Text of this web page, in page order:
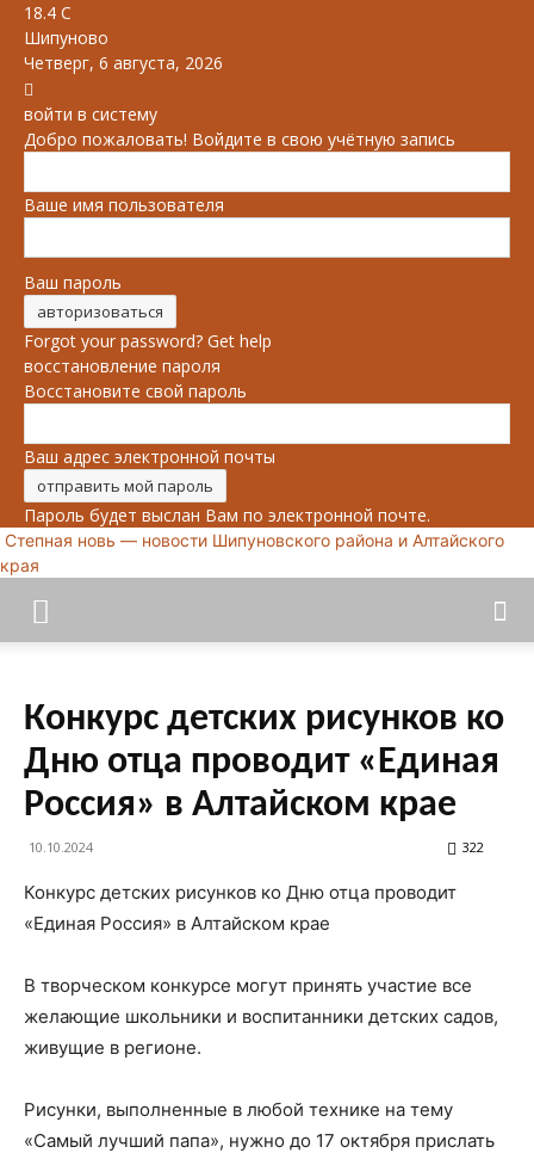
18.4 C
Шипуново
Четверг, 6 августа, 2026
войти в систему
Добро пожаловать! Войдите в свою учётную запись
Ваше имя пользователя
Ваш пароль
Forgot your password? Get help
восстановление пароля
Восстановите свой пароль
Ваш адрес электронной почты
Пароль будет выслан Вам по электронной почте.
Степная новь — новости Шипуновского района и Алтайского
края
Конкурс детских рисунков ко
Дню отца проводит «Единая
Россия» в Алтайском крае
10.10.2024 322
Конкурс детских рисунков ко Дню отца проводит
«Единая Россия» в Алтайском крае
В творческом конкурсе могут принять участие все
желающие школьники и воспитанники детских садов,
живущие в регионе.
Рисунки, выполненные в любой технике на тему
«Самый лучший папа», нужно до 17 октября прислать